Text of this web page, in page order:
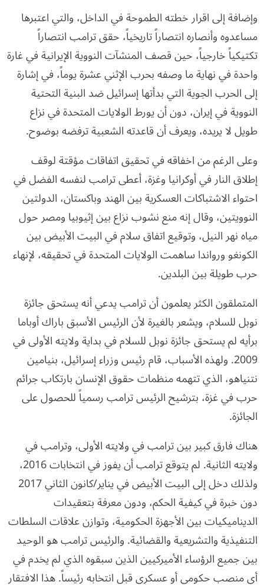
وإضافة إلى اقرار خطته الطموحة في الداخل، والتي اعتبرها
مساعدوه وأنصاره انتصاراً تاريخياً، حقق ترامب انتصاراً
تكتيكياً خارجياً، حين قصف المنشآت النووية الإيرانية في غارة
واحدة في نهاية ما وصفه بحرب الإثني عشرة يوماً، في إشارة
إلى الحرب الجوية التي بدأتها إسرائيل ضد البنية التحتية
النووية في إيران، دون أن يورط الولايات المتحدة في نزاع
طويل لا يريده، ويعرف أن قاعدته الشعبية ترفضه بوضوح.
وعلى الرغم من اخفاقه في تحقيق اتفاقات مؤقتة لوقف
إطلاق النار في أوكرانيا وغزة، أعطى ترامب لنفسه الفضل في
احتواء الاشتباكات العسكرية بين الهند وباكستان، الدولتين
النوويتين، وقال إنه منع نشوب نزاع بين إثيوبيا ومصر حول
مياه نهر النيل، وتوقيع اتفاق سلام في البيت الأبيض بين
الكونغو ورواندا ساهمت الولايات المتحدة في تحقيقه، لإنهاء
حرب طويلة بين البلدين.
المتملقون الكثر يعلمون أن ترامب يدعي أنه يستحق جائزة
نوبل للسلام، ويشعر بالغيرة لأن الرئيس الأسبق باراك أوباما
برأيه لم يستحق جائزة نوبل للسلام في بداية ولايته الأولى في
2009. ولهذه الأسباب، قام رئيس وزراء إسرائيل، بنيامين
نتنياهو، الذي تتهمه منظمات حقوق الإنسان بارتكاب جرائم
حرب في غزة، بترشيح الرئيس ترامب رسمياً للحصول على
الجائزة.
هناك فارق كبير بين ترامب في ولايته الأولى، وترامب في
ولايته الثانية. لم يتوقع ترامب أن يفوز في انتخابات 2016،
ولذلك دخل إلى البيت الأبيض في يناير/كانون الثاني 2017
دون خبرة في كيفية الحكم، ودون معرفة بتعقيدات
الديناميكيات بين الأجهزة الحكومية، وتوازن علاقات السلطات
التنفيذية والتشريعية والقضائية. والرئيس ترامب هو الوحيد
بين جميع الرؤساء الأميركيين الذين سبقوه الذي لم يخدم في
أي منصب حكومي أو عسكري قبل انتخابه رئيساً. هذا الافتقار